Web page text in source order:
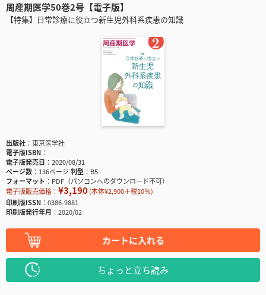
周産期医学50巻2号【電子版】
【特集】日常診療に役立つ新生児外科系疾患の知識
出版社
東京医学社
電子版ISBN
電子版発売日
2020/08/31
ページ数
136ページ判型
B5
フォーマット
PDF（パソコンへのダウンロード不可）
電子版販売価格： ¥3,190(本体¥2,900＋税10％)
印刷版ISSN
0386-9881
印刷版発行年月
2020/02
カートに入れる
ちょっと立ち読み